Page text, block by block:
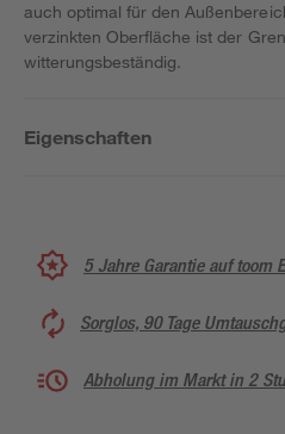
auch optimal für den
verzinkten Oberfläche ist der
witterungsbeständig.
Eigenschaften
5 Jahre Garantie auf toom
Sorglos, 90 Tage
Abholung im Markt in 2